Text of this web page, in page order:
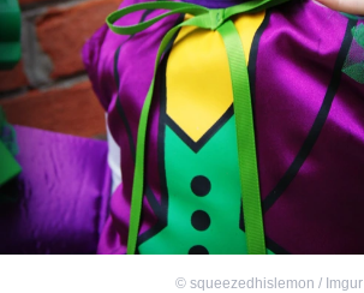
© squeezedhislemon / Imgur